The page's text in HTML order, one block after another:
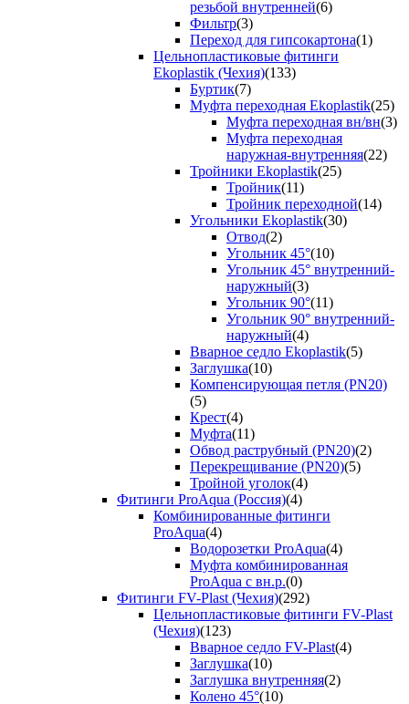
резьбой внутренней(6)
Фильтр(3)
Переход для гипсокартона(1)
Цельнопластиковые фитинги
Ekoplastik (Чехия)(133)
Буртик(7)
Муфта переходная Ekoplastik(25)
Муфта переходная вн/вн(3)
Муфта переходная
наружная-внутренняя(22)
Тройники Ekoplastik(25)
Тройник(11)
Тройник переходной(14)
Угольники Ekoplastik(30)
Отвод(2)
Угольник 45°(10)
Угольник 45° внутренний-
наружный(3)
Угольник 90°(11)
Угольник 90° внутренний-
наружный(4)
Вварное седло Ekoplastik(5)
Заглушка(10)
Компенсирующая петля (PN20)
(5)
Крест(4)
Муфта(11)
Обвод раструбный (PN20)(2)
Перекрещивание (PN20)(5)
Тройной уголок(4)
Фитинги ProAqua (Россия)(4)
Комбинированные фитинги
ProAqua(4)
Водорозетки ProAqua(4)
Муфта комбинированная
ProAqua с вн.р.(0)
Фитинги FV-Plast (Чехия)(292)
Цельнопластиковые фитинги FV-Plast
(Чехия)(123)
Вварное седло FV-Plast(4)
Заглушка(10)
Заглушка внутренняя(2)
Колено 45°(10)